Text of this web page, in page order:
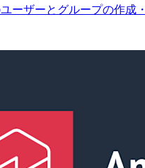
ーザーとグループの作成